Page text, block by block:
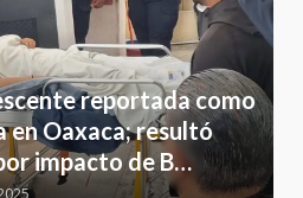
reportada como
en Oaxaca; resultó
impacto de B…